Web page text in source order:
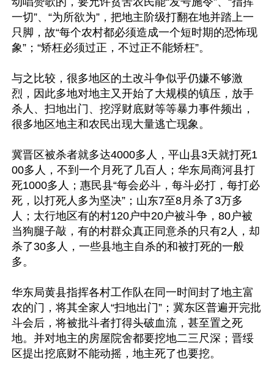
一切”、“为所欲为”，把地主阶级打翻在地并踏上一
只脚，故“每个农村都必须造成一个短时期的恐怖现
象”；“矫枉必须过正，不过正不能矫枉”。
与之比较，很多地区的土改斗争似乎仍嫌不够激
烈，因此多地对地主又开始了大规模的镇压，放手
杀人、扫地出门、挖浮财底财等等暴力事件频出，
很多地区地主和农民出现大量逃亡现象。
冀晋区被杀者就多达4000多人，平山县3天就打死1
00多人，不到一个月死了几百人；华东局商河县打
死1000多人；惠民县“每会必斗，每斗必打，每打必
死，以打死人多为坚决”；山东7至8月杀了3万多
人；太行地区有的村120户中20户被斗争，80户被
当狗腿子敲，有的村群众真正同意杀的只有2人，却
杀了30多人，一些县地主自杀的和被打死的一般
多。
华东局黄县指挥各村工作队在同一时间封了地主富
农的门，将其全家人“扫地出门”；冀东区普遍开完批
斗会后，将被批斗者打得头破血流，甚至置之死
地。并对地主的房屋院舍都要挖地二三尺深；晋绥
区提出挖底财不能动摇，地主死了也要挖。